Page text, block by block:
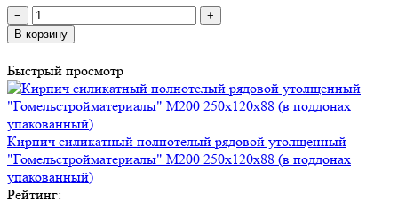
−
+
В корзину
Быстрый просмотр
Кирпич силикатный полнотелый рядовой утолщенный
"Гомельстройматериалы" М200 250х120х88 (в поддонах
упакованный)
Рейтинг: